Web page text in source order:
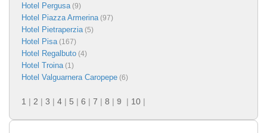
Hotel Pergusa(9)
Hotel Piazza Armerina(97)
Hotel Pietraperzia(5)
Hotel Pisa(167)
Hotel Regalbuto (4)
Hotel Troina(1)
Hotel Valguarnera Caropepe (6)
1 | 2 | 3 | 4 | 5 | 6 | 7 | 8 | 9 | 10 |